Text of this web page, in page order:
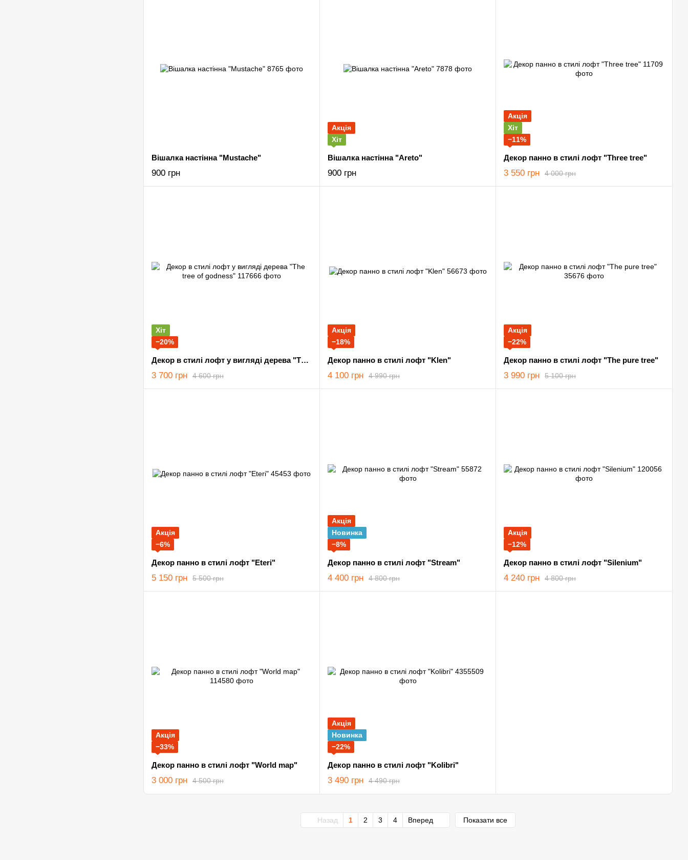
Вішалка настінна "Mustache"
900 грн
Акція
Хіт
Вішалка настінна "Areto"
900 грн
Акція
Хіт
−11%
Декор панно в стилі лофт "Three tree"
4 000 грн
3 550 грн
Хіт
−20%
Декор в стилі лофт у вигляді дерева "The tree of godness"
4 600 грн
3 700 грн
Акція
−18%
Декор панно в стилі лофт "Klen"
4 990 грн
4 100 грн
Акція
−22%
Декор панно в стилі лофт "The pure tree"
5 100 грн
3 990 грн
Акція
−6%
Декор панно в стилі лофт "Eteri"
5 500 грн
5 150 грн
Акція
Новинка
−8%
Декор панно в стилі лофт "Stream"
4 800 грн
4 400 грн
Акція
−12%
Декор панно в стилі лофт "Silenium"
4 800 грн
4 240 грн
Акція
−33%
Декор панно в стилі лофт "World map"
4 500 грн
3 000 грн
Акція
Новинка
−22%
Декор панно в стилі лофт "Kolibri"
4 490 грн
3 490 грн
Назад 1 2 3 4 Вперед Показати все